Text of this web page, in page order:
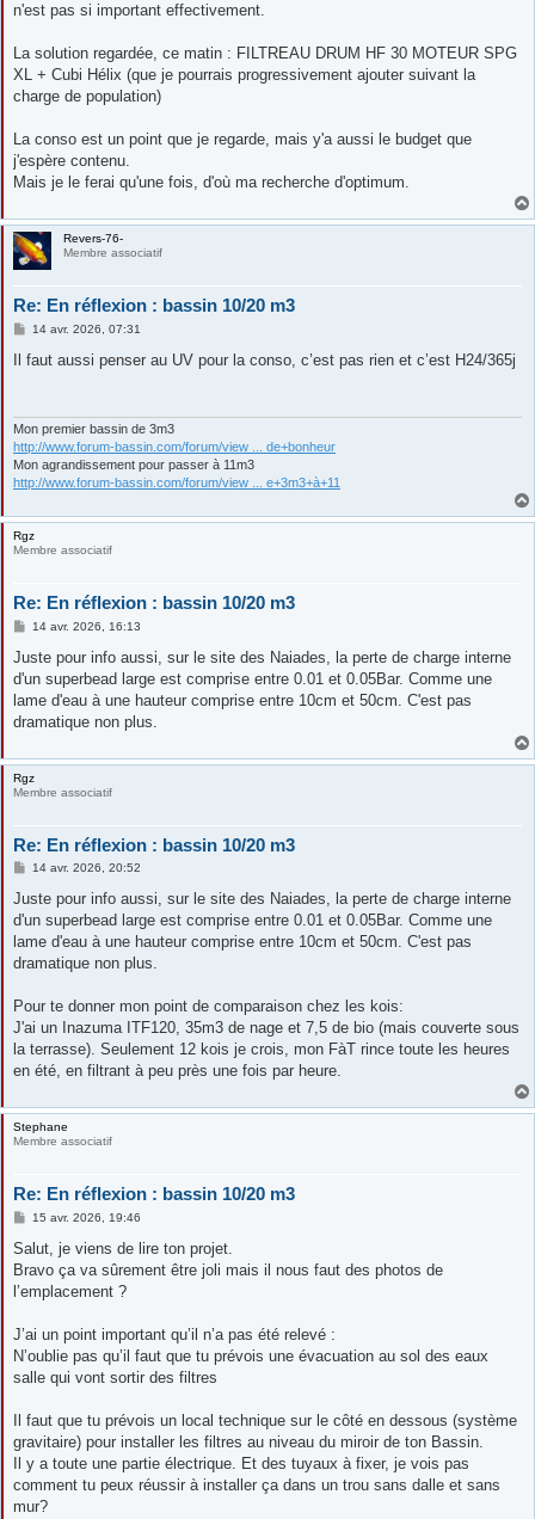
n'est pas si important effectivement.
La solution regardée, ce matin : FILTREAU DRUM HF 30 MOTEUR SPG
XL + Cubi Hélix (que je pourrais progressivement ajouter suivant la
charge de population)
La conso est un point que je regarde, mais y'a aussi le budget que
j'espère contenu.
Mais je le ferai qu'une fois, d'où ma recherche d'optimum.
Revers-76-
Membre associatif
Re: En réflexion : bassin 10/20 m3
M
s
14 avr. 2026, 07:31
Il faut aussi penser au UV pour la conso, c’est pas rien et c’est H24/365j
Mon premier bassin de 3m3
http://www.forum-bassin.com/forum/view ... de+bonheur
Mon agrandissement pour passer à 11m3
http://www.forum-bassin.com/forum/view ... e+3m3+à+11
Rgz
Membre associatif
Re: En réflexion : bassin 10/20 m3
M
s
a
g
14 avr. 2026, 16:13
Juste pour info aussi, sur le site des Naiades, la perte de charge interne
d'un superbead large est comprise entre 0.01 et 0.05Bar. Comme une
lame d'eau à une hauteur comprise entre 10cm et 50cm. C'est pas
dramatique non plus.
Rgz
Membre associatif
Re: En réflexion : bassin 10/20 m3
M
s
a
g
14 avr. 2026, 20:52
Juste pour info aussi, sur le site des Naiades, la perte de charge interne
d'un superbead large est comprise entre 0.01 et 0.05Bar. Comme une
lame d'eau à une hauteur comprise entre 10cm et 50cm. C'est pas
dramatique non plus.
Pour te donner mon point de comparaison chez les kois:
J'ai un Inazuma ITF120, 35m3 de nage et 7,5 de bio (mais couverte sous
la terrasse). Seulement 12 kois je crois, mon FàT rince toute les heures
en été, en filtrant à peu près une fois par heure.
Stephane
Membre associatif
Re: En réflexion : bassin 10/20 m3
M
s
a
g
15 avr. 2026, 19:46
Salut, je viens de lire ton projet.
Bravo ça va sûrement être joli mais il nous faut des photos de
l’emplacement ?
J’ai un point important qu’il n’a pas été relevé :
N’oublie pas qu’il faut que tu prévois une évacuation au sol des eaux
salle qui vont sortir des filtres
Il faut que tu prévois un local technique sur le côté en dessous (système
gravitaire) pour installer les filtres au niveau du miroir de ton Bassin.
Il y a toute une partie électrique. Et des tuyaux à fixer, je vois pas
comment tu peux réussir à installer ça dans un trou sans dalle et sans
mur?